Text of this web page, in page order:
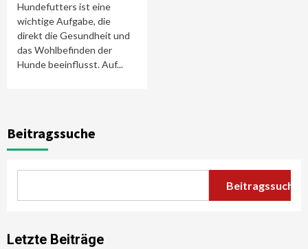
Hundefutters ist eine
wichtige Aufgabe, die
direkt die Gesundheit und
das Wohlbefinden der
Hunde beeinflusst. Auf...
Beitragssuche
Beitragssuche
Letzte Beiträge